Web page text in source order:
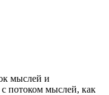
мыслей и
потоком мыслей, как